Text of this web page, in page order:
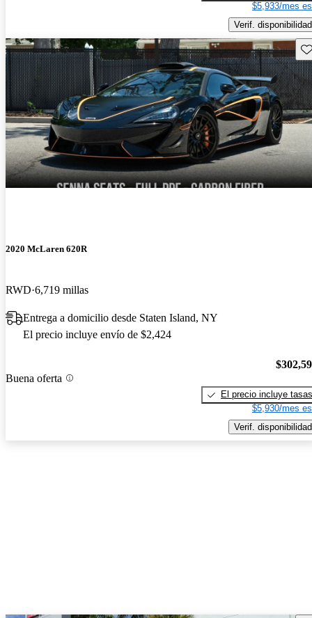
$5,933/mes
Verif. disponibilidad
2020 McLaren 620R
RWD 6,719 millas
Entrega a domicilio desde Staten Island, NY
El precio incluye envío de $2,424
Buena oferta
El precio incluye tasas
$5,930/mes
Verif. disponibilidad